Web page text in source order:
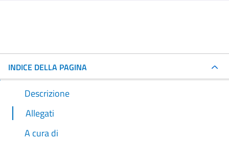
INDICE DELLA PAGINA
Descrizione
Allegati
A cura di